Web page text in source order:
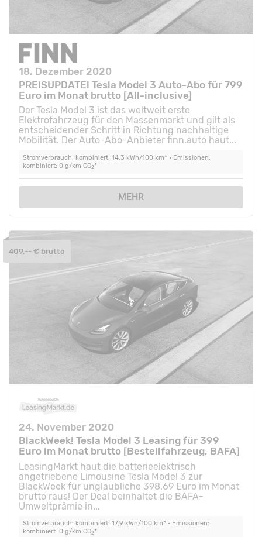
18. Dezember 2020
PREISUPDATE! Tesla Model 3 Auto-Abo für 799
Euro im Monat brutto [All-inclusive]
Der Tesla Model 3 ist das weltweit erste
Elektrofahrzeug für den Massenmarkt und gilt als
entscheidender Schritt in Richtung nachhaltige
Mobilität. Der Auto-Abo-Anbieter finn.auto haut...
Stromverbrauch: kombiniert: 14,3 kWh/100 km* • Emissionen:
kombiniert: 0 g/km CO2*
MEHR
24. November 2020
BlackWeek! Tesla Model 3 Leasing für 399
Euro im Monat brutto [Bestellfahrzeug, BAFA]
LeasingMarkt haut die batterieelektrisch
angetriebene Limousine Tesla Model 3 zur
BlackWeek für unglaubliche 398,69 Euro im Monat
brutto raus! Der Deal beinhaltet die BAFA-
Umweltprämie in...
Stromverbrauch: kombiniert: 17,9 kWh/100 km* • Emissionen:
kombiniert: 0 g/km CO2*
409,-- € brutto